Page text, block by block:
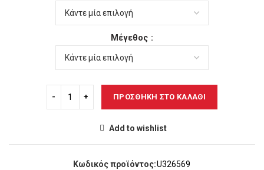
18,00€.
Μέγεθος
ΠΡΟΣΘΉΚΗ ΣΤΟ ΚΑΛΆΘΙ
Add to wishlist
Κωδικός προϊόντος:U326569